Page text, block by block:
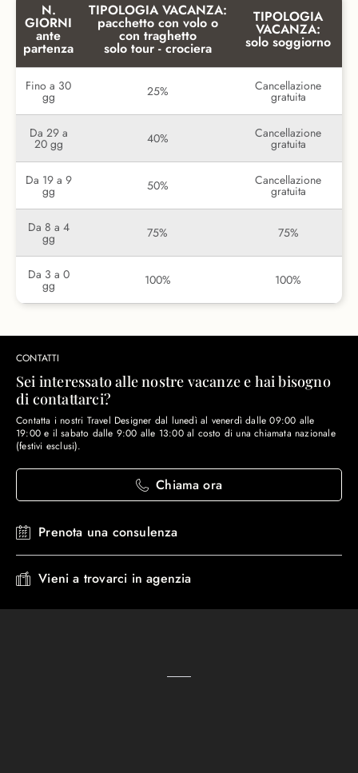
N.
GIORNI
ante
partenza
TIPOLOGIA VACANZA:
pacchetto con volo o
con traghetto
solo tour - crociera
TIPOLOGIA
VACANZA:
solo soggiorno
Fino a 30
gg 25% Cancellazione
gratuita
Da 29 a
20 gg 40% Cancellazione
gratuita
Da 19 a 9
gg 50% Cancellazione
gratuita
Da 8 a 4
gg 75% 75%
Da 3 a 0
gg 100% 100%
CONTATTI
Sei interessato alle nostre vacanze e hai bisogno
di contattarci?
Contatta i nostri Travel Designer dal lunedì al venerdì dalle 09:00 alle
19:00 e il sabato dalle 9:00 alle 13:00 al costo di una chiamata nazionale
(festivi esclusi).
Chiama ora
Prenota una consulenza
Vieni a trovarci in agenzia